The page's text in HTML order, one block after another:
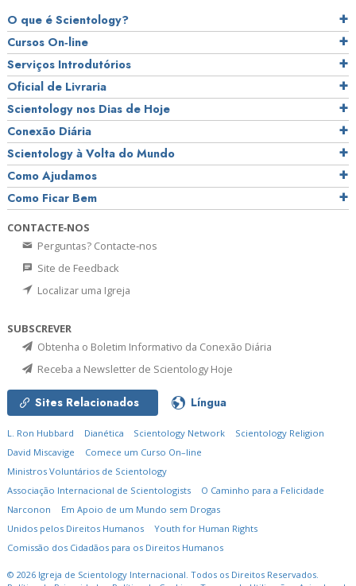
O que é Scientology?
Cursos On‑line
Serviços Introdutórios
Oficial de Livraria
Scientology nos Dias de Hoje
Conexão Diária
Scientology à Volta do Mundo
Como Ajudamos
Como Ficar Bem
CONTACTE‑NOS
Perguntas? Contacte‑nos
Site de Feedback
Localizar uma Igreja
SUBSCREVER
Obtenha o Boletim Informativo da Conexão Diária
Receba a Newsletter de Scientology Hoje
Sites Relacionados Língua
L. Ron Hubbard Dianética Scientology Network
Scientology Religion
David Miscavige
Comece um Curso On–line
Ministros Voluntários de Scientology
Associação Internacional de Scientologists
O Caminho para a Felicidade
Narconon
Em Apoio de um Mundo sem Drogas
Unidos pelos Direitos Humanos
Youth for Human Rights
Comissão dos Cidadãos para os Direitos Humanos
© 2026 Igreja de Scientology Internacional. Todos os Direitos Reservados.